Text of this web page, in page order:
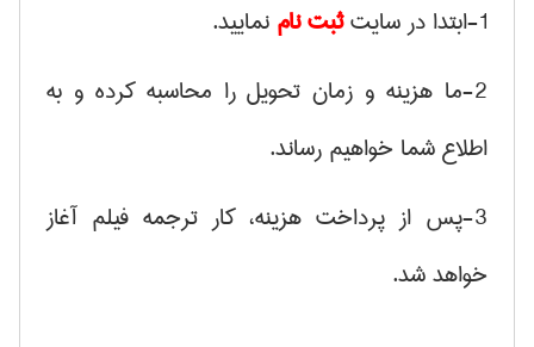
1-ابتدا در سایت
ثبت نام نمایید.
2-ما هزینه و زمان تحویل را محاسبه کرده و به
اطلاع شما خواهیم رساند.
3-پس از پرداخت هزینه، کار ترجمه فیلم آغاز
خواهد شد.